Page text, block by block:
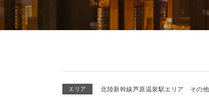
エリア 北陸新幹線芦原温泉駅エリア その